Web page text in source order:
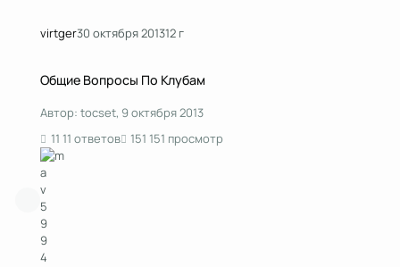
virtger30 октября 201312 г
Общие Вопросы По Клубам
Автор: tocset, 9 октября 2013
11 ответов
151 просмотр